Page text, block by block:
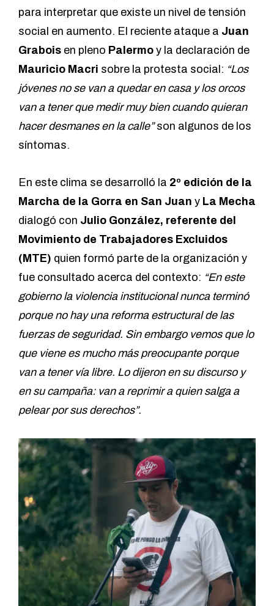
para interpretar que existe un nivel de tensión
social en aumento. El reciente ataque a Juan
Grabois en pleno Palermo y la declaración de
Mauricio Macri sobre la protesta social: “Los
jóvenes no se van a quedar en casa y los orcos
van a tener que medir muy bien cuando quieran
hacer desmanes en la calle”son algunos de los
síntomas.
En este clima se desarrolló la 2º edición de la
Marcha de la Gorra en San Juan y La Mecha
dialogó con Julio González, referente del
Movimiento de Trabajadores Excluidos
(MTE) quien formó parte de la organización y
fue consultado acerca del contexto: “En este
gobierno la violencia institucional nunca terminó
porque no hay una reforma estructural de las
fuerzas de seguridad. Sin embargo vemos que lo
que viene es mucho más preocupante porque
van a tener vía libre. Lo dijeron en su discurso y
en su campaña: van a reprimir a quien salga a
pelear por sus derechos”.